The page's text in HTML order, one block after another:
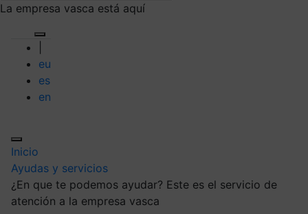
La empresa vasca está aquí
eu
es
en
Inicio
Ayudas y servicios
¿En que te podemos ayudar? Este es el servicio de
atención a la empresa vasca